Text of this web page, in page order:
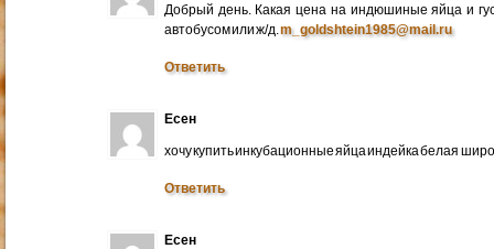
Добрый день. Какая цена на индюшиные яйца и
автобусом или ж/д.m_goldshtein1985@mail.ru
Ответить
Есен
хочу купить инкубационные яйца индейка белая
Ответить
Есен